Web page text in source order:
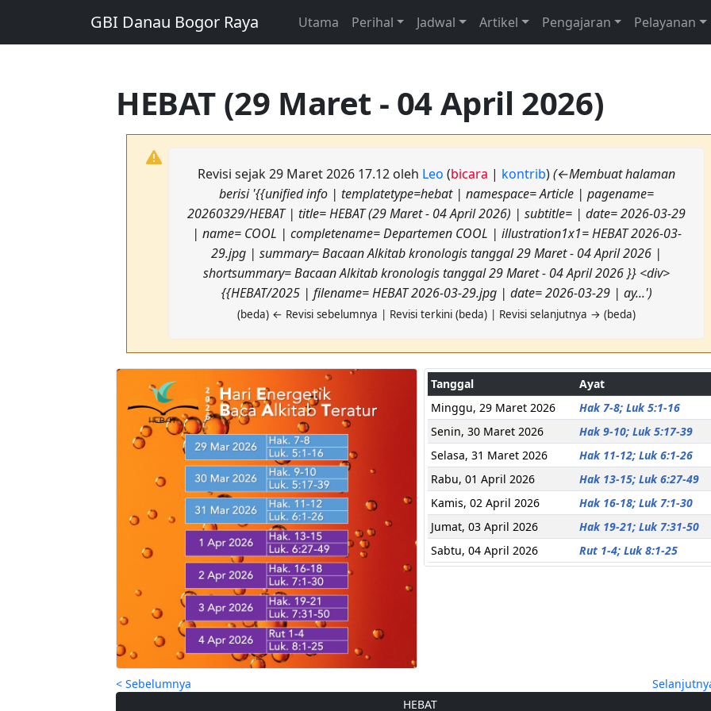
GBI Danau Bogor Raya Utama Perihal Jadwal Artikel Pengajaran Pelayanan
HEBAT (29 Maret - 04 April 2026)
Revisi sejak 29 Maret 2026 17.12 oleh Leo (bicara | kontrib)(←Membuat halaman
berisi '{{unified info | templatetype=hebat | namespace= Article | pagename=
20260329/HEBAT | title= HEBAT (29 Maret - 04 April 2026) | subtitle= | date= 2026-03-29
| name= COOL | completename= Departemen COOL | illustration1x1= HEBAT 2026-03-
29.jpg | summary= Bacaan Alkitab kronologis tanggal 29 Maret - 04 April 2026 |
shortsummary= Bacaan Alkitab kronologis tanggal 29 Maret - 04 April 2026 }} <div>
{{HEBAT/2025 | filename= HEBAT 2026-03-29.jpg | date= 2026-03-29 | ay...')
(beda) ← Revisi sebelumnya | Revisi terkini (beda) | Revisi selanjutnya → (beda)
Tanggal
Ayat
Minggu, 29 Maret 2026
Hak 7-8; Luk 5:1-16
Senin, 30 Maret 2026
Hak 9-10; Luk 5:17-39
Selasa, 31 Maret 2026
Hak 11-12; Luk 6:1-26
Rabu, 01 April 2026
Hak 13-15; Luk 6:27-49
Kamis, 02 April 2026
Hak 16-18; Luk 7:1-30
Jumat, 03 April 2026
Hak 19-21; Luk 7:31-50
Sabtu, 04 April 2026
Rut 1-4; Luk 8:1-25
< Sebelumnya
HEBAT